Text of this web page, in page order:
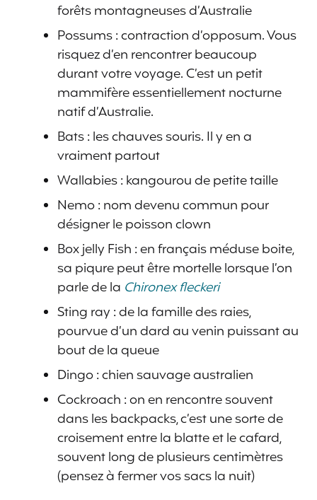
forêts montagneuses d’Australie
Possums : contraction d’opposum. Vous
risquez d’en rencontrer beaucoup
durant votre voyage. C’est un petit
mammifère essentiellement nocturne
natif d’Australie.
Bats : les chauves souris. Il y en a
vraiment partout
Wallabies : kangourou de petite taille
Nemo : nom devenu commun pour
désigner le poisson clown
Box jelly Fish : en français méduse boite,
sa piqure peut être mortelle lorsque l’on
parle de la Chironex fleckeri
Sting ray : de la famille des raies,
pourvue d’un dard au venin puissant au
bout de la queue
Dingo : chien sauvage australien
Cockroach : on en rencontre souvent
dans les backpacks, c’est une sorte de
croisement entre la blatte et le cafard,
souvent long de plusieurs centimètres
(pensez à fermer vos sacs la nuit)